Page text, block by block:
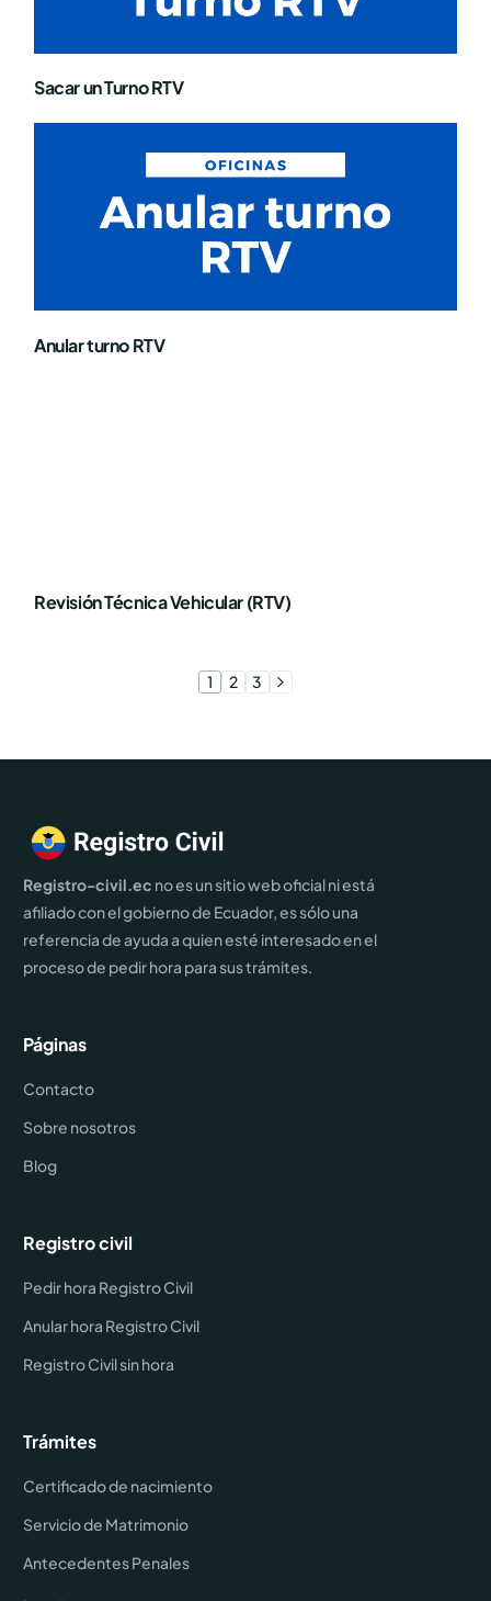
Sacar un Turno RTV
Anular turno RTV
Revisión Técnica Vehicular (RTV)
1 2 3
Registro-civil.ec no es un sitio web oficial ni está
afiliado con el gobierno de Ecuador, es sólo una
referencia de ayuda a quien esté interesado en el
proceso de pedir hora para sus trámites.
Páginas
Contacto
Sobre nosotros
Blog
Registro civil
Pedir hora Registro Civil
Anular hora Registro Civil
Registro Civil sin hora
Trámites
Certificado de nacimiento
Servicio de Matrimonio
Antecedentes Penales